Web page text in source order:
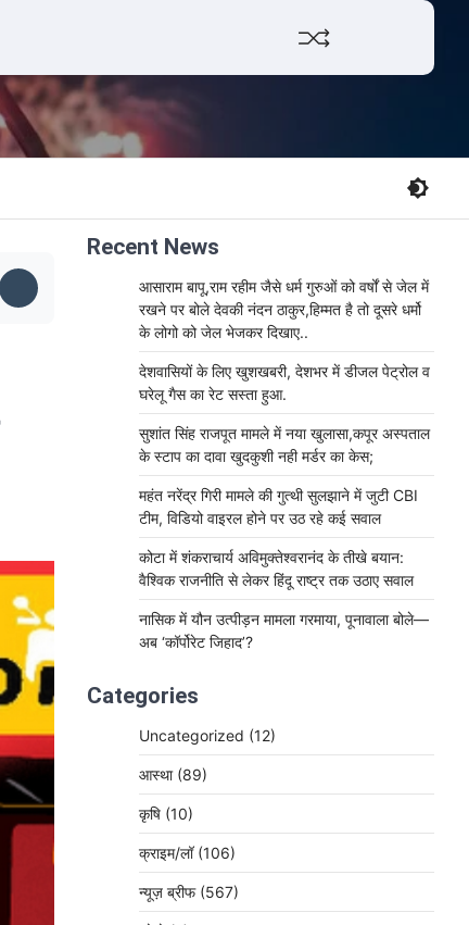
Recent News
आसाराम बापू,राम रहीम जैसे धर्म गुरुओं को वर्षों से जेल में
रखने पर बोले देवकी नंदन ठाकुर,हिम्मत है तो दूसरे धर्मो
के लोगो को जेल भेजकर दिखाए..
देशवासियों के लिए खुशखबरी, देशभर में डीजल पेट्रोल व
घरेलू गैस का रेट सस्ता हुआ.
सुशांत सिंह राजपूत मामले में नया खुलासा,कपूर अस्पताल
के स्टाप का दावा खुदकुशी नही मर्डर का केस;
महंत नरेंद्र गिरी मामले की गुत्थी सुलझाने में जुटी CBI
टीम, विडियो वाइरल होने पर उठ रहे कई सवाल
कोटा में शंकराचार्य अविमुक्तेश्वरानंद के तीखे बयान:
वैश्विक राजनीति से लेकर हिंदू राष्ट्र तक उठाए सवाल
नासिक में यौन उत्पीड़न मामला गरमाया, पूनावाला बोले—
अब ‘कॉर्पोरेट जिहाद’?
Categories
Uncategorized (12)
आस्था (89)
कृषि (10)
क्राइम/लॉ (106)
न्यूज़ ब्रीफ (567)